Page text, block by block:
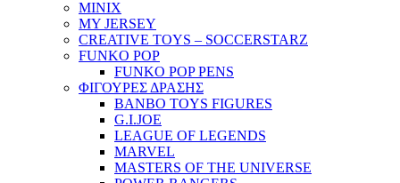
MINIX
MY JERSEY
CREATIVE TOYS – SOCCERSTARZ
FUNKO POP
FUNKO POP PENS
ΦΙΓΟΥΡΕΣ ΔΡΑΣΗΣ
BANBO TOYS FIGURES
G.I.JOE
LEAGUE OF LEGENDS
MARVEL
MASTERS OF THE UNIVERSE